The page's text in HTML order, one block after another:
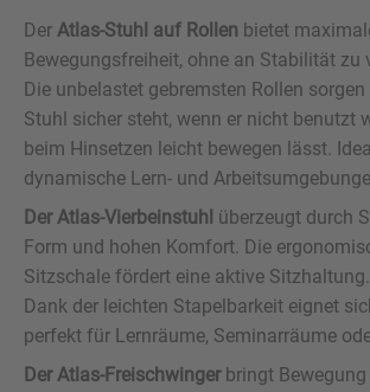
Hemp Serie
Finn
Kiva Serie
Stuhl 400
Esprit
Club
Be15
Tens
Mocho
Wybelt
Huk
Pall
Ottoman
Benchie
Flurbank
Sitzbank für Rollboxen
Stehhilfe/
Be Steady
Be Circle
Consultant
Stapeltische
Timber
Onix
Loft
Connect
Lift
Opta
Presto Serie
InBetween
Ypsilon
Piqniq
ParQ
Base 4
FlightDesk
Home Office
Klapptisch
Cuadro Serie
Luma Serie
Bila / Beistelltisch
Coupe
Elements
Jigsaw
Schüler-Trolley
EM-Store
Lehrer-Caddy
Rollcontainer
Bücherrollwagen
Level Serie
Industrial Rollregal
Pflanzenkasten
Scarabee
Patchwork
Coupébank
Treffpunkt
Konzentriertes
Duo Arbeitsplatz
Pantryküche
Domu
Lola
Spark Tech Tisch /
Take a Break
Bloxi
Honey
Seda Nova
Flex Stool
Bühnensysteme
Bühne
Flexible Tafelsysteme
Akustik
Plastic Whale Circular Furniture
Hörsäle
Mensa
Outdoor
Akustik
Der Atlas-Stuhl auf Rollen bietet
Bewegungsfreiheit, ohne an Stabilität zu
Die unbelastet gebremsten Rollen
Stuhl sicher steht, wenn er nicht benutzt
beim Hinsetzen leicht bewegen lässt.
dynamische Lern- und
Der Atlas-Vierbeinstuhl überzeugt durch
Form und hohen Komfort. Die
Sitzschale fördert eine aktive Sitzhaltung.
Dank der leichten Stapelbarkeit eignet
perfekt für Lernräume, Seminarräume
Der Atlas-Freischwingerbringt Bewegung